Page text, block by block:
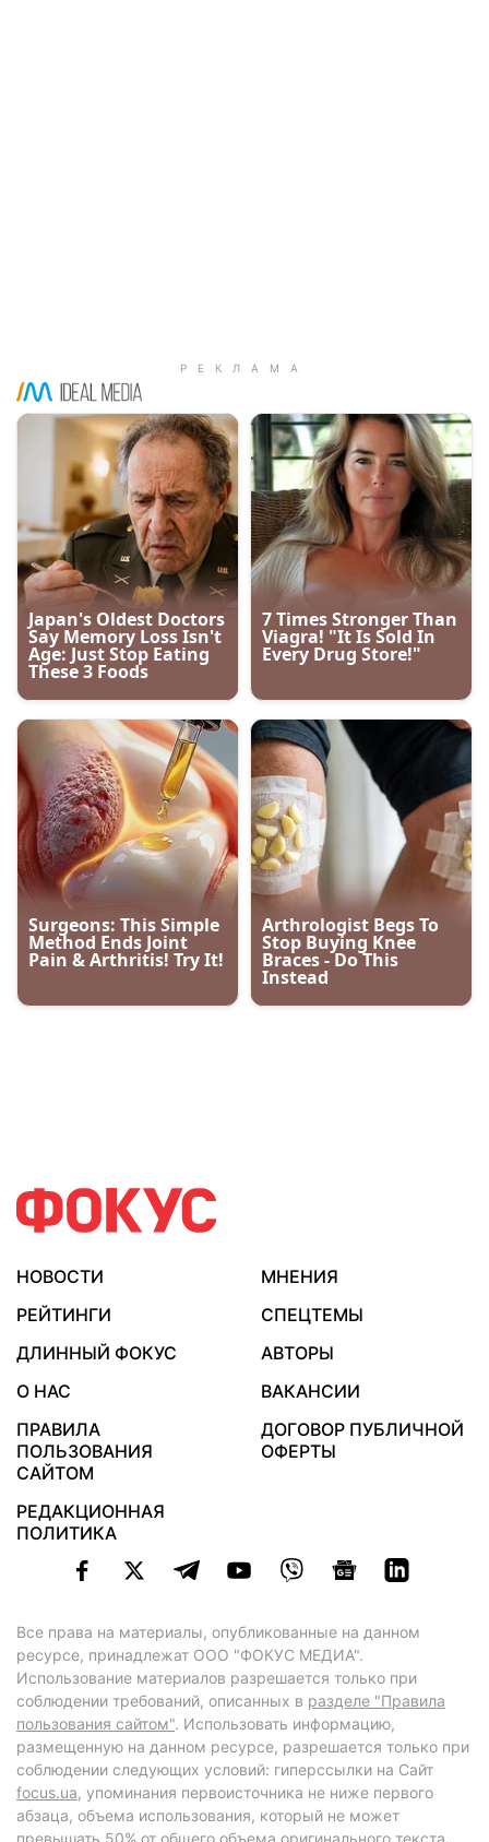
НОВОСТИ
МНЕНИЯ
РЕЙТИНГИ
СПЕЦТЕМЫ
ДЛИННЫЙ ФОКУС
АВТОРЫ
О НАС
ВАКАНСИИ
ПРАВИЛА
ПОЛЬЗОВАНИЯ
САЙТОМ
ДОГОВОР ПУБЛИЧНОЙ
ОФЕРТЫ
РЕДАКЦИОННАЯ
ПОЛИТИКА
Все права на материалы, опубликованные на данном
ресурсе, принадлежат ООО "ФОКУС МЕДИА".
Использование материалов разрешается только при
соблюдении требований, описанных в разделе "Правила
пользования сайтом". Использовать информацию,
размещенную на данном ресурсе, разрешается только при
соблюдении следующих условий: гиперссылки на Сайт
focus.ua, упоминания первоисточника не ниже первого
абзаца, объема использования, который не может
превышать 50% от общего объема оригинального текста,